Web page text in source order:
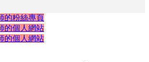
的粉絲專頁
的個人網站
的個人網站